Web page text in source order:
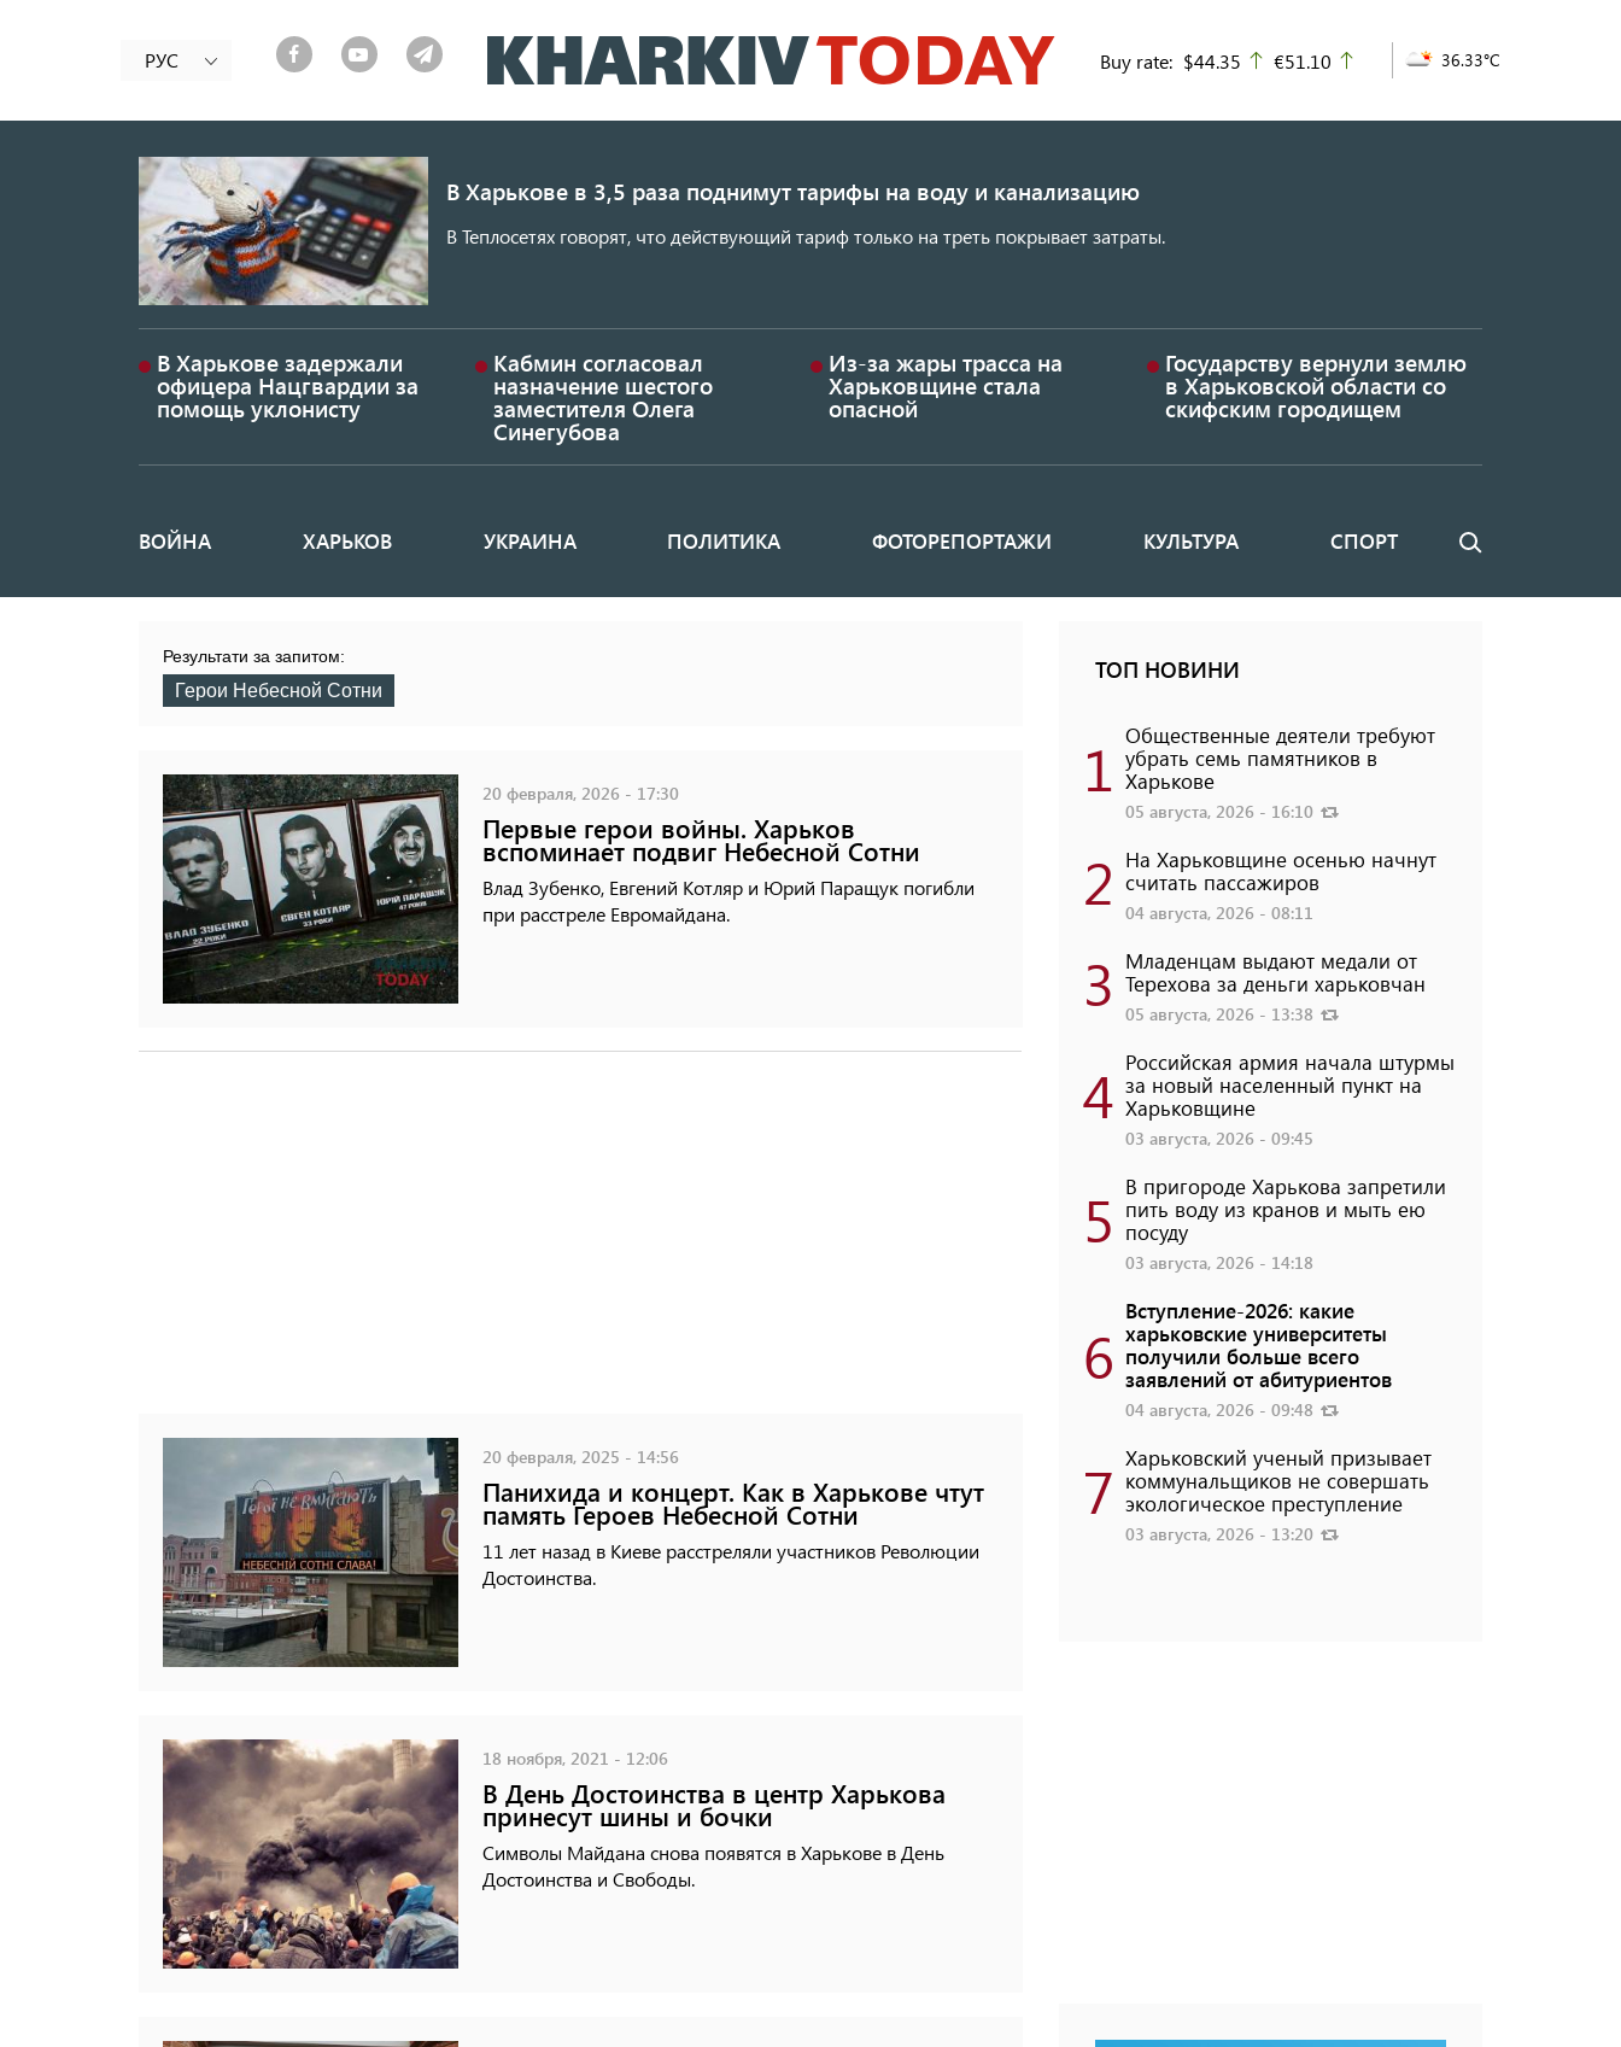
к
основному
РУС Buy rate: $44.35 up
€51.10 36.33°C
В Харькове в 3,5 раза поднимут тарифы на воду и канализацию
В Теплосетях говорят, что действующий тариф только на треть покрывает затраты.
В Харькове задержали
офицера Нацгвардии за
помощь уклонисту
Кабмин согласовал
назначение шестого
заместителя Олега
Синегубова
Из-за жары трасса на
Харьковщине стала
опасной
Государству вернули землю
в Харьковской области со
скифским городищем
Основная
ВОЙНА ХАРЬКОВ УКРАИНА ПОЛИТИКА ФОТОРЕПОРТАЖИ КУЛЬТУРА СПОРТ Поиск
Результати за запитом:
Герои Небесной Сотни
20 февраля, 2026 - 17:30
Первые герои войны. Харьков
вспоминает подвиг Небесной Сотни
Влад Зубенко, Евгений Котляр и Юрий Паращук погибли
при расстреле Евромайдана.
20 февраля, 2025 - 14:56
Панихида и концерт. Как в Харькове чтут
память Героев Небесной Сотни
11 лет назад в Киеве расстреляли участников Революции
Достоинства.
18 ноября, 2021 - 12:06
В День Достоинства в центр Харькова
принесут шины и бочки
Символы Майдана снова появятся в Харькове в День
Достоинства и Свободы.
ТОП НОВИНИ
1 Общественные деятели требуют
убрать семь памятников в
Харькове
05 августа, 2026 - 16:10
2 На Харьковщине осенью начнут
считать пассажиров
04 августа, 2026 - 08:11
3 Младенцам выдают медали от
Терехова за деньги харьковчан
05 августа, 2026 - 13:38
4 Российская армия начала штурмы
за новый населенный пункт на
Харьковщине
03 августа, 2026 - 09:45
5 В пригороде Харькова запретили
пить воду из кранов и мыть ею
посуду
03 августа, 2026 - 14:18
6
Вступление-2026: какие
харьковские университеты
получили больше всего
заявлений от абитуриентов
04 августа, 2026 - 09:48
7 Харьковский ученый призывает
коммунальщиков не совершать
экологическое преступление
03 августа, 2026 - 13:20